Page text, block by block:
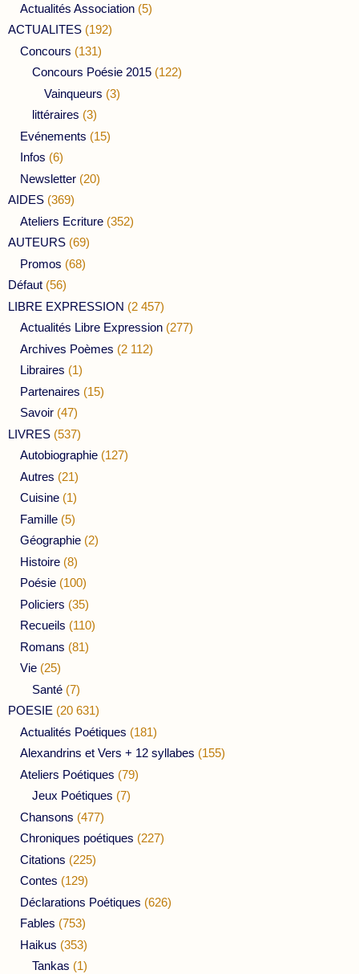
Actualités Association (5)
ACTUALITES (192)
Concours (131)
Concours Poésie 2015 (122)
Vainqueurs (3)
littéraires (3)
Evénements (15)
Infos (6)
Newsletter (20)
AIDES (369)
Ateliers Ecriture (352)
AUTEURS (69)
Promos (68)
Défaut (56)
LIBRE EXPRESSION (2 457)
Actualités Libre Expression (277)
Archives Poèmes (2 112)
Libraires (1)
Partenaires (15)
Savoir (47)
LIVRES (537)
Autobiographie (127)
Autres (21)
Cuisine (1)
Famille (5)
Géographie (2)
Histoire (8)
Poésie (100)
Policiers (35)
Recueils (110)
Romans (81)
Vie (25)
Santé (7)
POESIE (20 631)
Actualités Poétiques (181)
Alexandrins et Vers + 12 syllabes (155)
Ateliers Poétiques (79)
Jeux Poétiques (7)
Chansons (477)
Chroniques poétiques (227)
Citations (225)
Contes (129)
Déclarations Poétiques (626)
Fables (753)
Haikus (353)
Tankas (1)